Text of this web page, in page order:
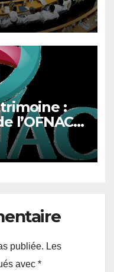
à
:
l’OFNAC
à des
publiée. Les
avec *